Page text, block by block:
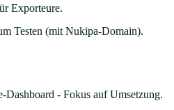
Exporteure.
Testen (mit Nukipa-Domain).
Dashboard - Fokus auf Umsetzung.